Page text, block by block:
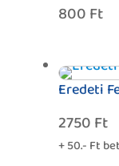
800Ft
Eredeti
2750Ft
+ 50.- Ft